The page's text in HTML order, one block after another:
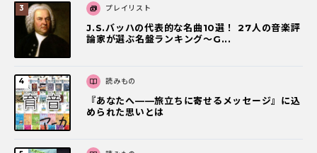
プレイリスト
J.S.バッハの代表的な名曲10選！ 27人の音楽評
論家が選ぶ名盤ランキング〜G...
読みもの
『あなたへ――旅立ちに寄せるメッセージ』に込
められた思いとは